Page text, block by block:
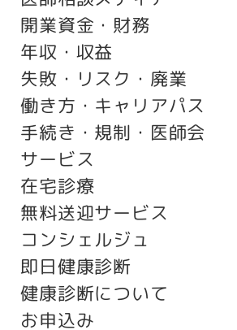
開業資金・財務
年収・収益
失敗・リスク・廃業
働き方・キャリアパス
手続き・規制・医師会
サービス
在宅診療
無料送迎サービス
コンシェルジュ
即日健康診断
健康診断について
お申込み